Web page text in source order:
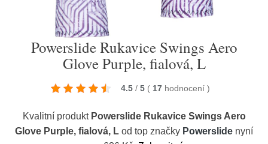
Powerslide Rukavice Swings Aero
Glove Purple, fialová, L
4.5 / 5 ( 17 hodnocení )
Kvalitní produkt Powerslide Rukavice Swings Aero
Glove Purple, fialová, L od top značky Powerslide nyní